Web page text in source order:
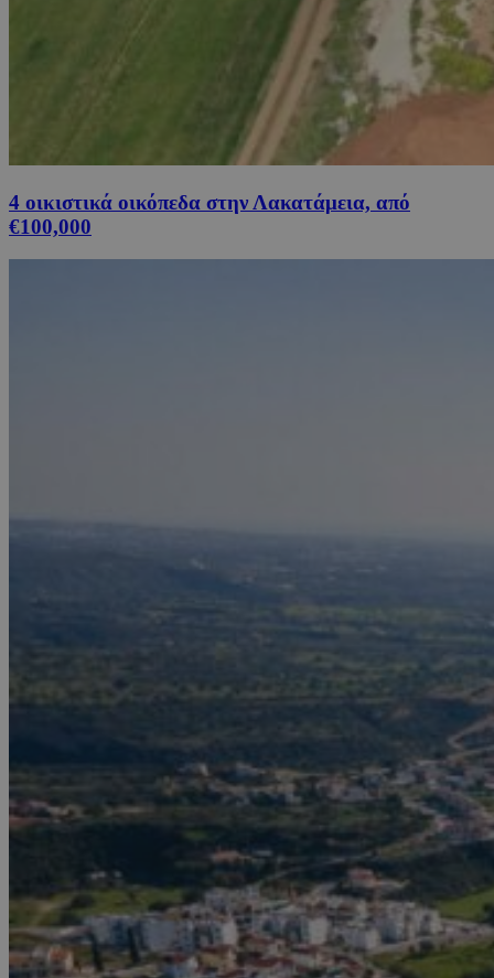
4 οικιστικά οικόπεδα στην Λακατάμεια, από
€100,000